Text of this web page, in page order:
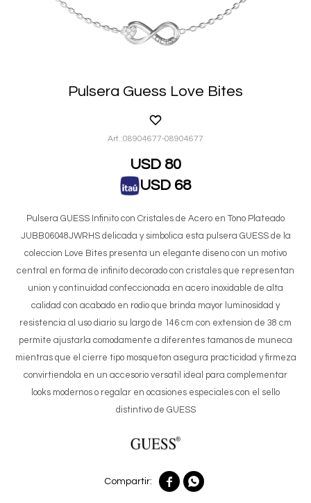
Pulsera Guess Love Bites
08904677-08904677
USD 80
USD 68
Pulsera GUESS Infinito con Cristales de Acero en Tono Plateado
JUBB06048JWRHS delicada y simbolica esta pulsera GUESS de la
coleccion Love Bites presenta un elegante diseno con un motivo
central en forma de infinito decorado con cristales que representan
union y continuidad confeccionada en acero inoxidable de alta
calidad con acabado en rodio que brinda mayor luminosidad y
resistencia al uso diario su largo de 146 cm con extension de 38 cm
permite ajustarla comodamente a diferentes tamanos de muneca
mientras que el cierre tipo mosqueton asegura practicidad y firmeza
convirtiendola en un accesorio versatil ideal para complementar
looks modernos o regalar en ocasiones especiales con el sello
distintivo de GUESS
 